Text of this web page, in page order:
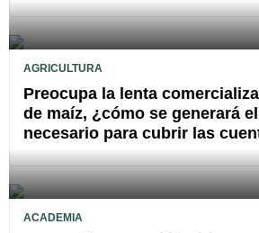
AGRICULTURA
Preocupa la lenta
de maíz, ¿cómo se generará
necesario para cubrir las
ACADEMIA